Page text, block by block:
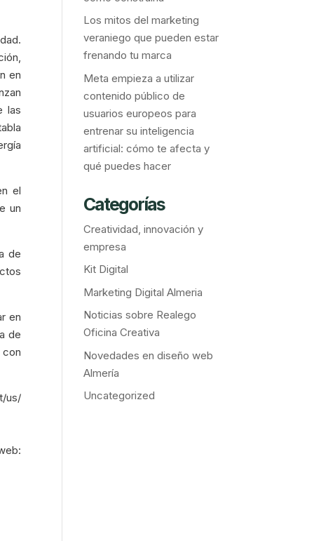
en
las
el
un
de
en
de
us/
Los mitos del marketing
veraniego que pueden estar
frenando tu marca
Meta empieza a utilizar
contenido público de
usuarios europeos para
entrenar su inteligencia
artificial: cómo te afecta y
qué puedes hacer
Categorías
Creatividad, innovación y
empresa
Kit Digital
Marketing Digital Almeria
Noticias sobre Realego
Oficina Creativa
Novedades en diseño web
Almería
Uncategorized